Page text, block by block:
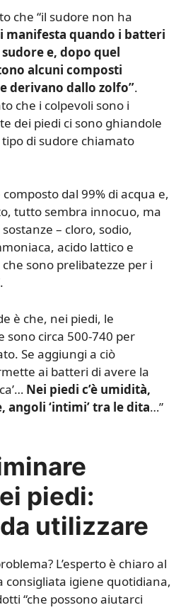
che “il sudore non ha
manifesta quando i batteri
e, dopo quel
alcuni composti
derivano dallo zolfo”.
che i colpevoli sono i
dei piedi ci sono ghiandole
di sudore chiamato
dal 99% di acqua e,
tutto sembra innocuo, ma
– cloro, sodio,
acido lattico e
sono prelibatezze per i
è che, nei piedi, le
sono circa 500-740 per
Se aggiungi a ciò
ai batteri di avere la
Nei piedi c’è umidità,
angoli ‘intimi’ tra le dita…”
piedi:
utilizzare
L’esperto è chiaro al
consigliata igiene quotidiana,
“che possono aiutarci